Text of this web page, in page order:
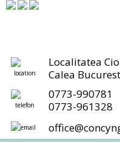
Localitatea
Calea
0773-990781
0773-961328